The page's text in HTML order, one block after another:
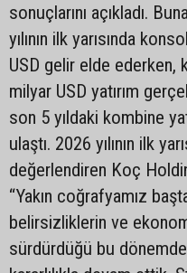
sonuçlarını açıkladı.
yılının ilk yarısında
USD gelir elde ederken,
milyar USD yatırım
son 5 yıldaki kombine
ulaştı. 2026 yılının ilk
değerlendiren Koç
“Yakın coğrafyamız
belirsizliklerin ve
sürdürdüğü bu